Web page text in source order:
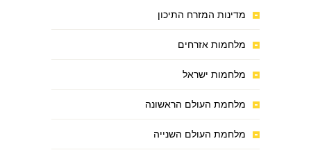
מדינות המזרח התיכון
מלחמות אזרחים
מלחמות ישראל
מלחמת העולם הראשונה
מלחמת העולם השנייה